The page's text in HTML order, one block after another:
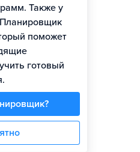
Также у
поможет
готовый